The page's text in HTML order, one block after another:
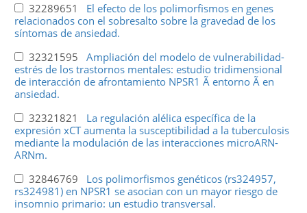
32289651 El efecto de los polimorfismos en genes
relacionados con el sobresalto sobre la gravedad de los
síntomas de ansiedad.
32321595 Ampliación del modelo de vulnerabilidad-
estrés de los trastornos mentales: estudio tridimensional
de interacción de afrontamiento NPSR1 Ã entorno Ã en
ansiedad.
32321821 La regulación alélica específica de la
expresión xCT aumenta la susceptibilidad a la tuberculosis
mediante la modulación de las interacciones microARN-
ARNm.
32846769 Los polimorfismos genéticos (rs324957,
rs324981) en NPSR1 se asocian con un mayor riesgo de
insomnio primario: un estudio transversal.